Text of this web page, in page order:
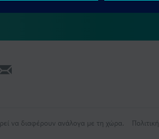
να διαφέρουν ανάλογα με τη χώρα.